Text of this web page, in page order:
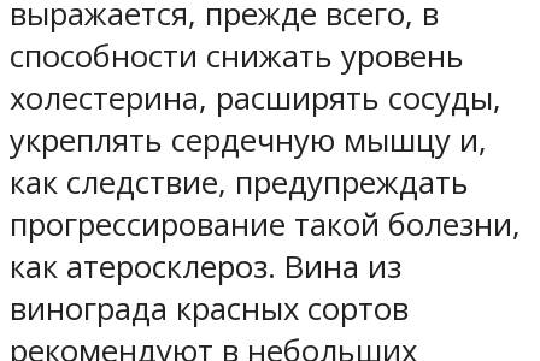
выражается, прежде всего, в
способности снижать уровень
холестерина, расширять сосуды,
укреплять сердечную мышцу и,
как следствие, предупреждать
прогрессирование такой болезни,
как атеросклероз. Вина из
винограда красных сортов
рекомендуют в небольших